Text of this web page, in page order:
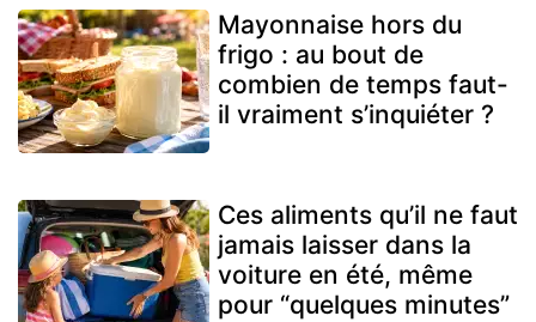
Mayonnaise hors du
frigo : au bout de
combien de temps faut-
il vraiment s’inquiéter ?
Ces aliments qu’il ne faut
jamais laisser dans la
voiture en été, même
pour “quelques minutes”